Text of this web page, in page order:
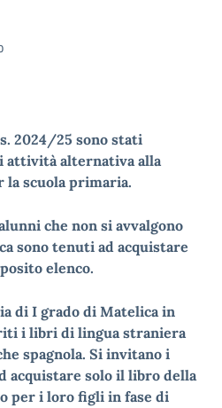
2024/25 sono stati
attività alternativa alla
la scuola primaria.
che non si avvalgono
sono tenuti ad acquistare
elenco.
di I grado di Matelica in
i libri di lingua straniera
spagnola. Si invitano i
acquistare solo il libro della
per i loro figli in fase di